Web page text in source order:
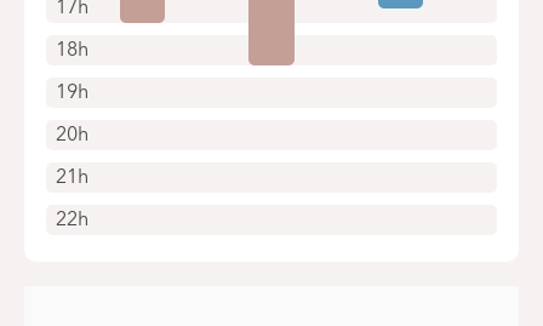
17h
18h
19h
20h
21h
22h